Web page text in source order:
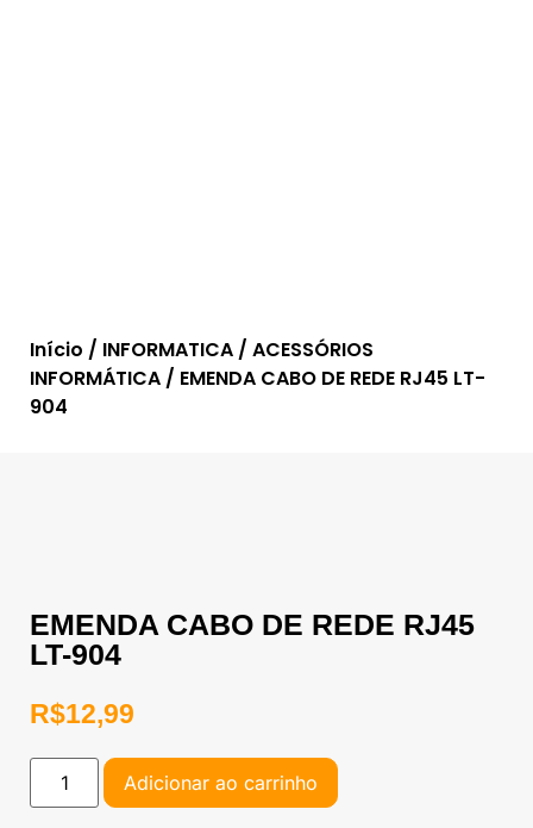
Início / INFORMATICA / ACESSÓRIOS
INFORMÁTICA / EMENDA CABO DE REDE RJ45 LT-
904
EMENDA CABO DE REDE RJ45
LT-904
R$12,99
Adicionar ao carrinho